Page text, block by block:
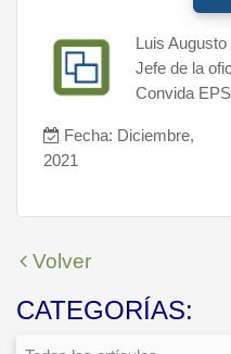
Luis
Jefe de la
Convida EPS
Fecha: Diciembre,
2021
Volver
CATEGORÍAS: